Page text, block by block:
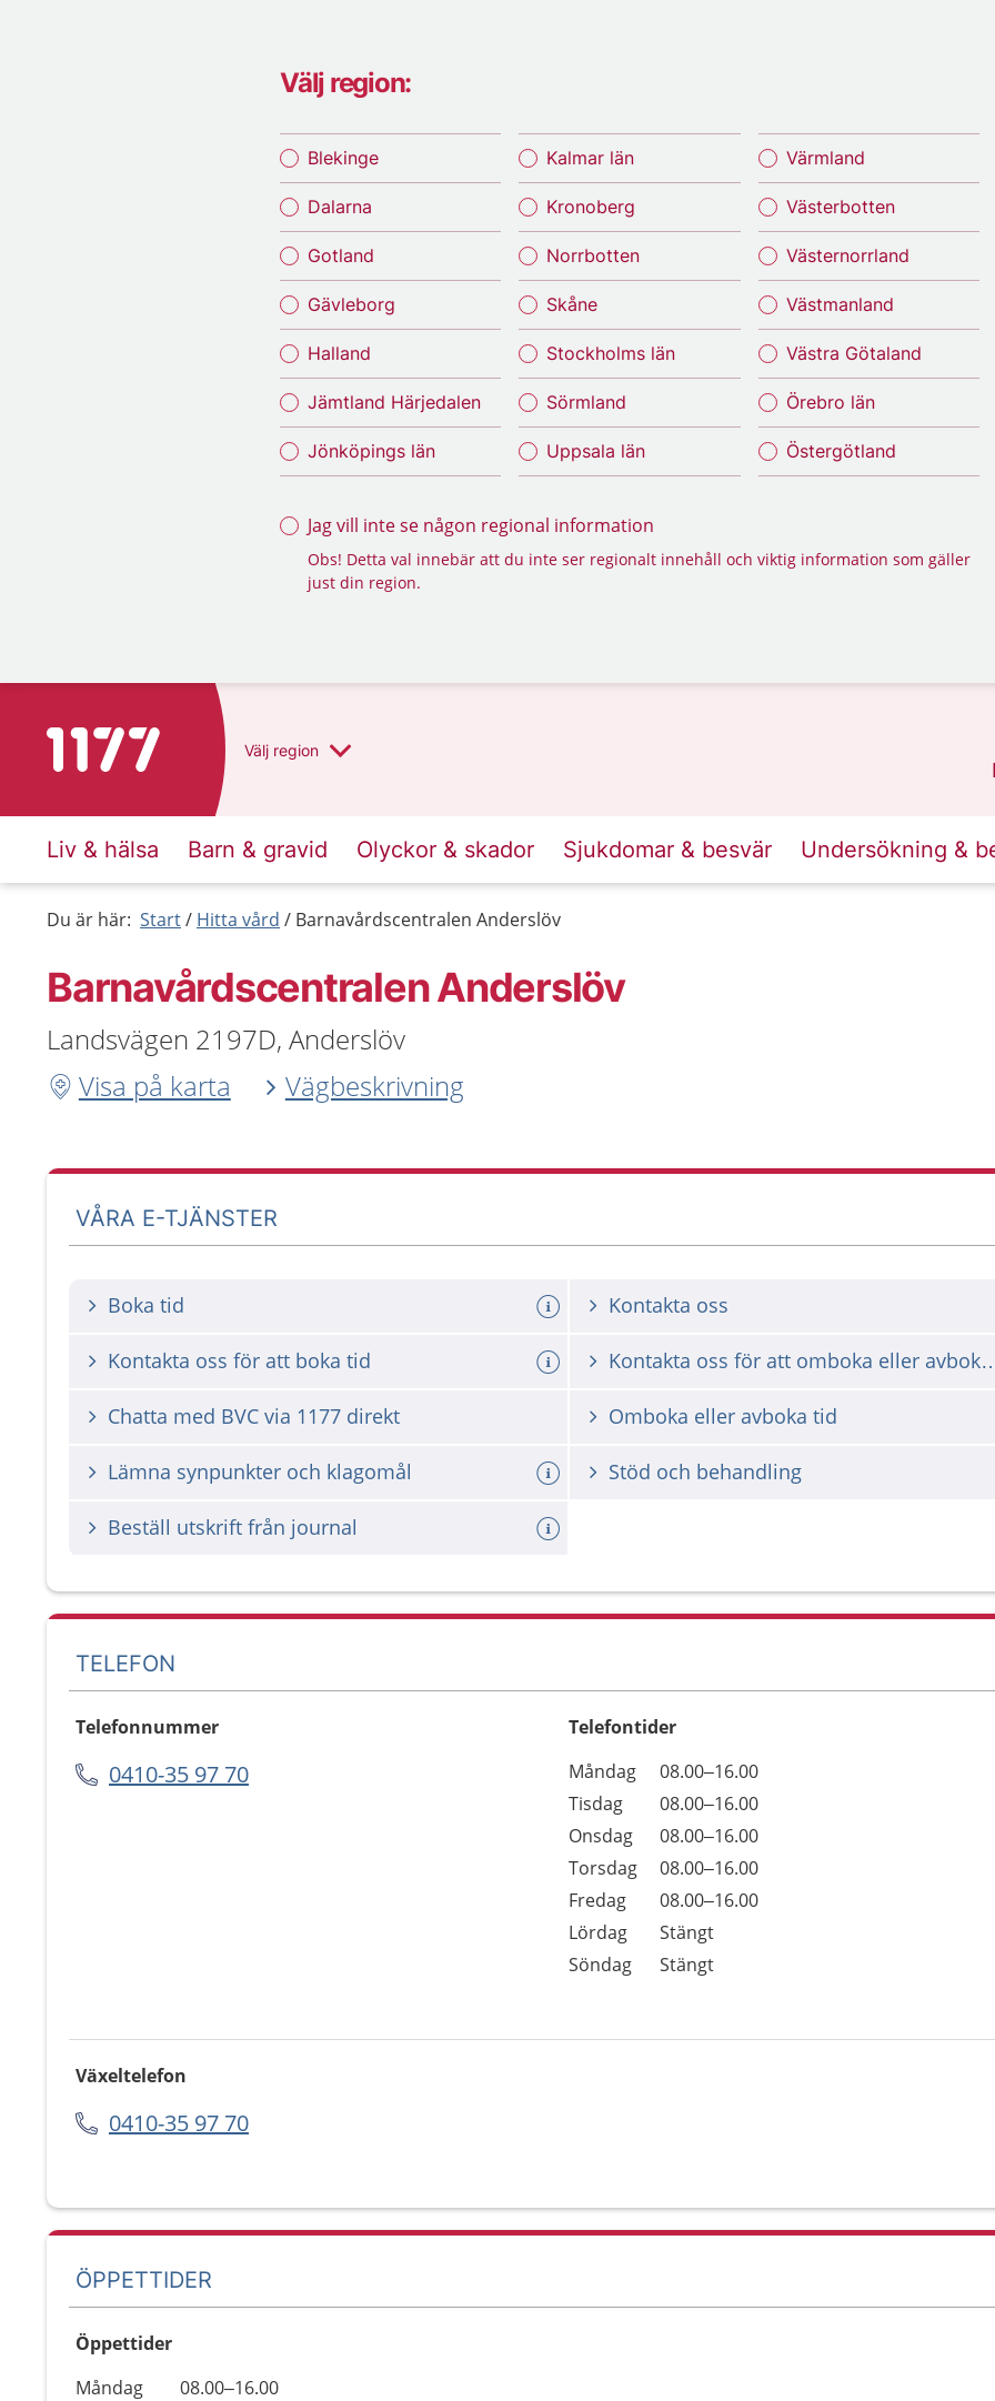
Välj region:
Blekinge
Dalarna
Gotland
Gävleborg
Halland
Jämtland Härjedalen
Jönköpings län
Kalmar län
Kronoberg
Norrbotten
Skåne
Stockholms län
Sörmland
Uppsala län
Värmland
Västerbotten
Västernorrland
Västmanland
Västra Götaland
Örebro län
Östergötland
Jag vill inte se någon regional information
Obs! Detta val innebär att du inte ser regionalt innehåll och viktig information som gäller
just din region.
Till startsidan för 1177 Välj region
Liv & hälsa Barn & gravid Olyckor & skador Sjukdomar & besvär Undersökning &
Du är här: Start Hitta vård Barnavårdscentralen Anderslöv
Barnavårdscentralen Anderslöv
Landsvägen 2197D, Anderslöv
Visa på karta
Vägbeskrivning
VÅRA E-TJÄNSTER
Boka tid Kontakta oss
Kontakta oss för att boka tid Kontakta oss för
Chatta med BVC via 1177 direkt Omboka eller avboka tid
Lämna synpunkter och klagomål Stöd och behandling
Beställ utskrift från journal
TELEFON
Telefonnummer
0410-35 97 70
Telefontider
Dag
Öppettider
Kommentarer
Måndag
08.00–16.00
Tisdag
08.00–16.00
Onsdag
08.00–16.00
Torsdag
08.00–16.00
Fredag
08.00–16.00
Lördag
Stängt
Söndag
Stängt
Växeltelefon
0410-35 97 70
ÖPPETTIDER
Öppettider
Dag
Öppettider
Kommentarer
Måndag
08.00–16.00